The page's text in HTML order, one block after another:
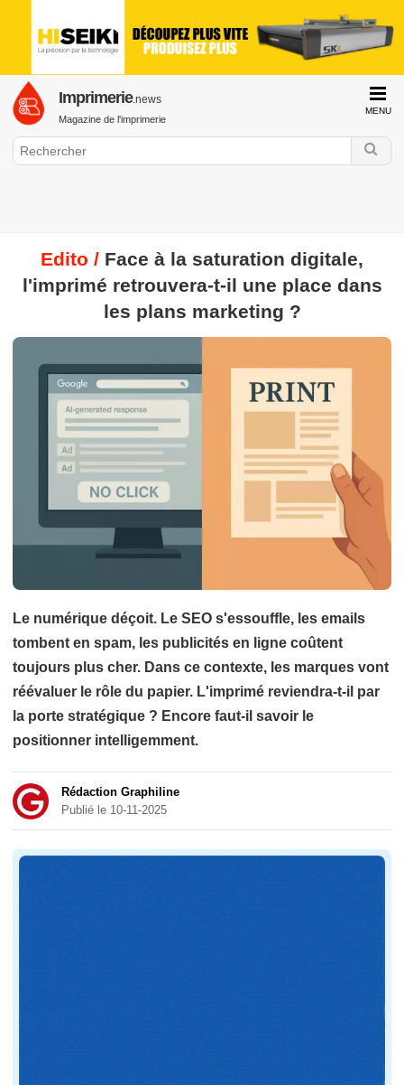
MENU
Imprimerie.news
Magazine de l'imprimerie
GraphiLine.com
Impression Offset Impression Numérique
Web to Print Histoire de l'imprimerie
Portrait Formation & Emploi
Edito / Face à la saturation digitale,
l'imprimé retrouvera-t-il une place dans
les plans marketing ?
Le numérique déçoit. Le SEO s'essouffle, les emails
tombent en spam, les publicités en ligne coûtent
toujours plus cher. Dans ce contexte, les marques vont
réévaluer le rôle du papier. L'imprimé reviendra-t-il par
la porte stratégique ? Encore faut-il savoir le
positionner intelligemment.
Rédaction Graphiline
Publié le 10-11-2025